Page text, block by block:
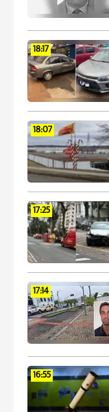
18:17
18:07
17:25
17:14
16:55